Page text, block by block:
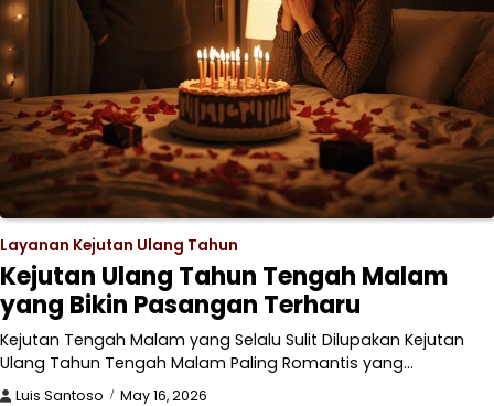
Layanan Kejutan Ulang Tahun
Kejutan Ulang Tahun Tengah Malam
yang Bikin Pasangan Terharu
Kejutan Tengah Malam yang Selalu Sulit Dilupakan Kejutan
Ulang Tahun Tengah Malam Paling Romantis yang…
Luis Santoso May 16, 2026